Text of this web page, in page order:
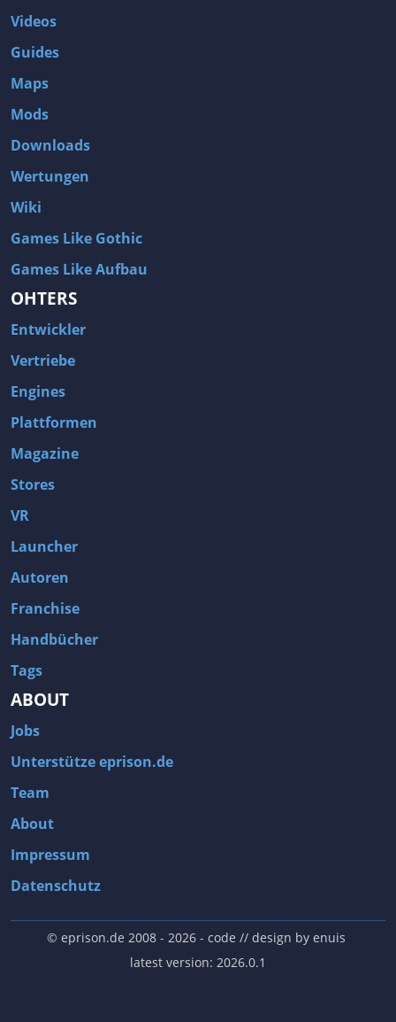
Videos
Guides
Maps
Mods
Downloads
Wertungen
Wiki
Games Like Gothic
Games Like Aufbau
OHTERS
Entwickler
Vertriebe
Engines
Plattformen
Magazine
Stores
VR
Launcher
Autoren
Franchise
Handbücher
Tags
ABOUT
Jobs
Unterstütze eprison.de
Team
About
Impressum
Datenschutz
© eprison.de 2008 - 2026- code // design by enuis
latest version: 2026.0.1